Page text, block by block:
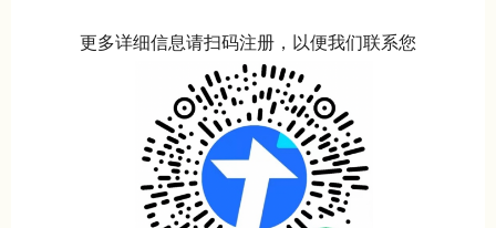
更多详细信息请扫码注册，以便我们联系您